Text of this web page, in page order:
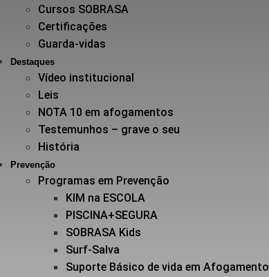
Cursos SOBRASA
Certificações
Guarda-vidas
Destaques
Vídeo institucional
Leis
NOTA 10 em afogamentos
Testemunhos – grave o seu
História
Prevenção
Programas em Prevenção
KIM na ESCOLA
PISCINA+SEGURA
SOBRASA Kids
Surf-Salva
Suporte Básico de vida em Afogamento